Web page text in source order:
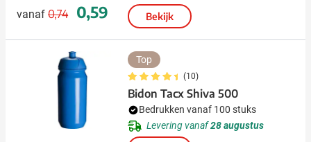
vanaf
Normale prijs
0,74
Speciale prijs
0,59 Bekijk
Top
(10)
Bidon Tacx Shiva 500
Bedrukken vanaf 100 stuks
Levering vanaf28 augustus